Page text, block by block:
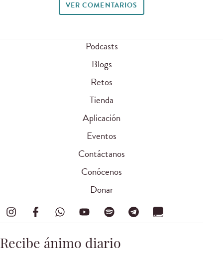
VER COMENTARIOS
Podcasts
Blogs
Retos
Tienda
Aplicación
Eventos
Contáctanos
Conócenos
Donar
Recibe ánimo diario